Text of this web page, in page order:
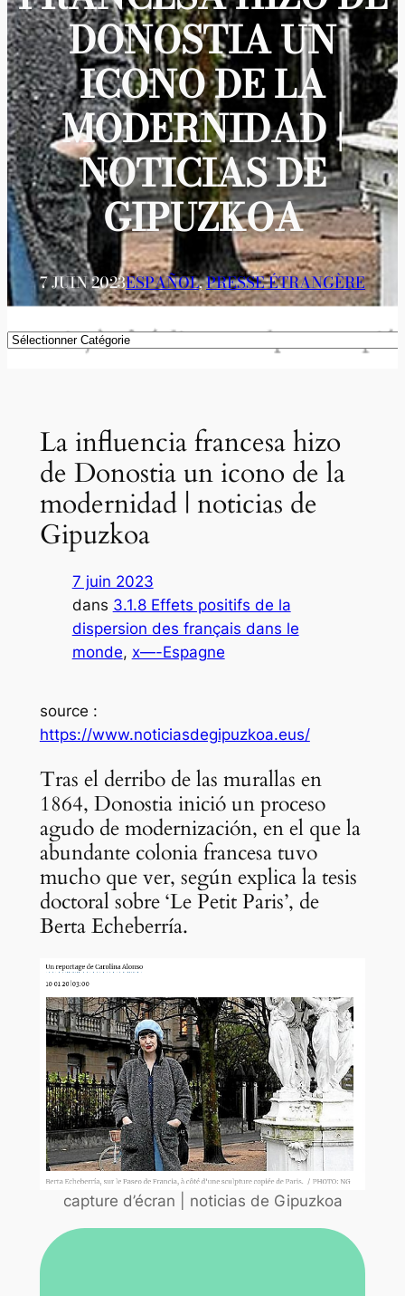
DONOSTIA UN
ICONO DE LA
MODERNIDAD |
NOTICIAS DE
GIPUZKOA
7 JUIN 2023ESPAÑOL, PRESSE ÉTRANGÈRE
Catégories
La influencia francesa hizo
de Donostia un icono de la
modernidad | noticias de
Gipuzkoa
7 juin 2023
dans 3.1.8 Effets positifs de la
dispersion des français dans le
monde, x—-Espagne
source :
https://www.noticiasdegipuzkoa.eus/
Tras el derribo de las murallas en
1864, Donostia inició un proceso
agudo de modernización, en el que la
abundante colonia francesa tuvo
mucho que ver, según explica la tesis
doctoral sobre ‘Le Petit Paris’, de
Berta Echeberría.
capture d’écran | noticias de Gipuzkoa